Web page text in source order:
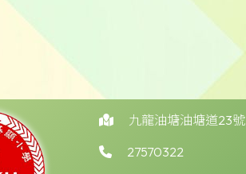
九龍油塘油塘道23號
27570322